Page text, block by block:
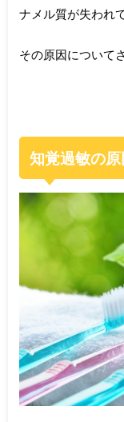
ナメル質が失われ
その原因について
知覚過敏の原